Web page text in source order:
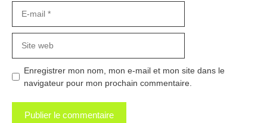
mail
web
Enregistrer mon nom, mon e-mail et mon site dans le
navigateur pour mon prochain commentaire.